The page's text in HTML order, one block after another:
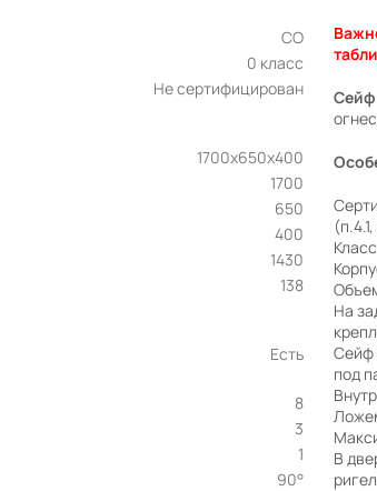
СО
0 класс
Не сертифицирован
1700х650х400
1700
650
400
1430
138
Есть
8
3
1
90°
На
Сейф
под
В